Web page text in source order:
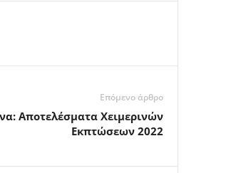
Επόμενο άρθρο
Αποτελέσματα Xειμερινών
Eκπτώσεων 2022